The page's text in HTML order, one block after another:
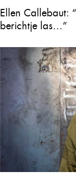
Ellen Callebaut:
berichtje las…”